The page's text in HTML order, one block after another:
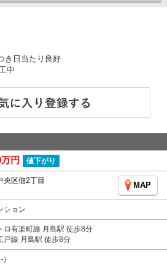
き日当たり良好
中
円 値下がり
央区佃2丁目
MAP
ション
ロ有楽町線 月島駅 徒歩8分
戸線 月島駅 徒歩8分